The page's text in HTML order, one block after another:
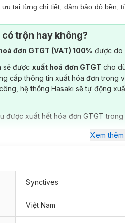
tại từng chi tiết, đảm bảo độ bền,
trộn hay không?
đơn GTGT (VAT) 100% được do
sẽ được xuất hoá đơn GTGT cho
cấp thông tin xuất hóa đơn trong
hệ thống Hasaki sẽ tự động
được xuất hết hóa đơn GTGT
Xem thêm
Synctives
Việt Nam